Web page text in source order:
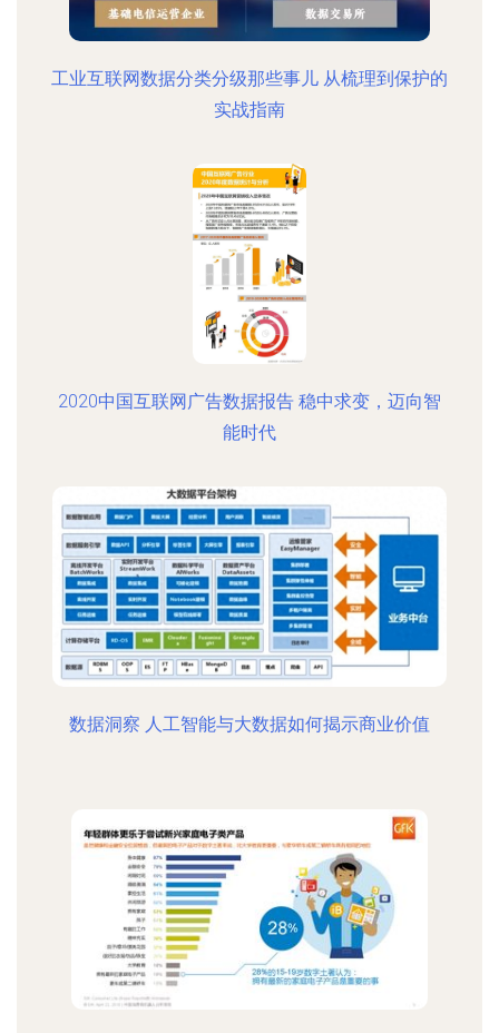
工业互联网数据分类分级那些事儿 从梳理到保护的
实战指南
2020中国互联网广告数据报告 稳中求变，迈向智
能时代
数据洞察 人工智能与大数据如何揭示商业价值